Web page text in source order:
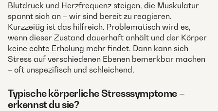
Blutdruck und Herzfrequenz steigen, die Muskulatur
spannt sich an – wir sind bereit zu reagieren.
Kurzzeitig ist das hilfreich. Problematisch wird es,
wenn dieser Zustand dauerhaft anhält und der Körper
keine echte Erholung mehr findet. Dann kann sich
Stress auf verschiedenen Ebenen bemerkbar machen
– oft unspezifisch und schleichend.
Typische körperliche Stresssymptome –
erkennst du sie?